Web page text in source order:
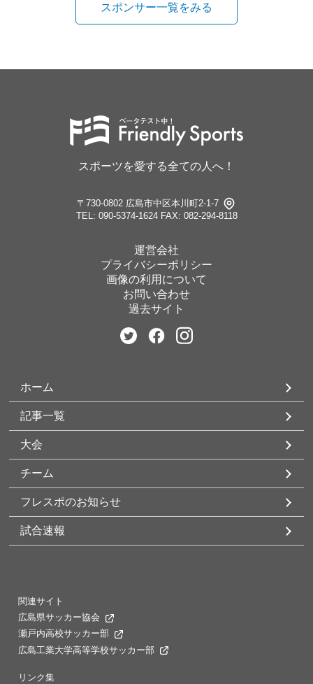
スポンサー一覧をみる
スポーツを愛する全ての人へ！
〒730-0802 広島市中区本川町2-1-7
TEL: 090-5374-1624 FAX: 082-294-8118
運営会社
プライバシーポリシー
画像の利用について
お問い合わせ
過去サイト
ホーム
記事一覧
大会
チーム
フレスポのお知らせ
試合速報
関連サイト
広島県サッカー協会
瀬戸内高校サッカー部
広島工業大学高等学校サッカー部
リンク集